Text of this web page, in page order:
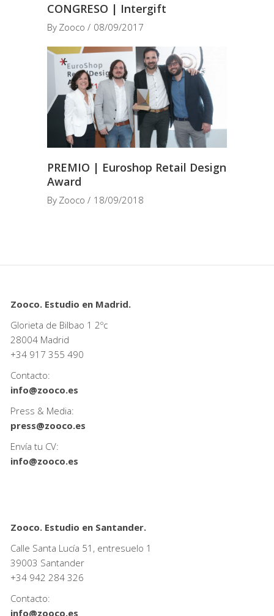
CONGRESO | Intergift
By Zooco 08/09/2017
PREMIO | Euroshop Retail Design
Award
By Zooco 18/09/2018
Zooco. Estudio en Madrid.
Glorieta de Bilbao 1 2ºc
28004 Madrid
+34 917 355 490
Contacto:
info@zooco.es
Press & Media:
press@zooco.es
Envía tu CV:
info@zooco.es
Zooco. Estudio en Santander.
Calle Santa Lucía 51, entresuelo 1
39003 Santander
+34 942 284 326
Contacto:
info@zooco.es